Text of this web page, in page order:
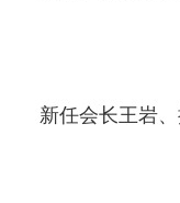
新任会长王岩